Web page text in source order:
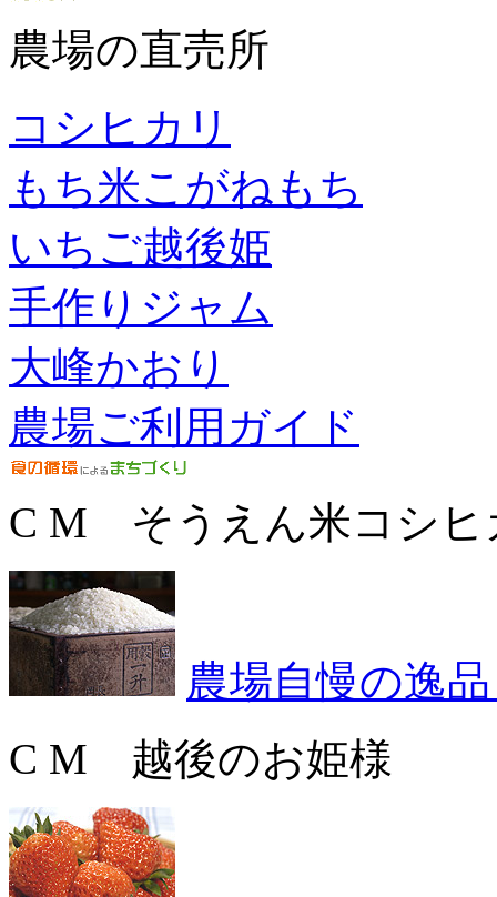
農場の直売所
コシヒカリ
もち米こがねもち
いちご越後姫
手作りジャム
大峰かおり
農場ご利用ガイド
C M そうえん米コシヒ
農場自慢の逸
C M 越後のお姫様